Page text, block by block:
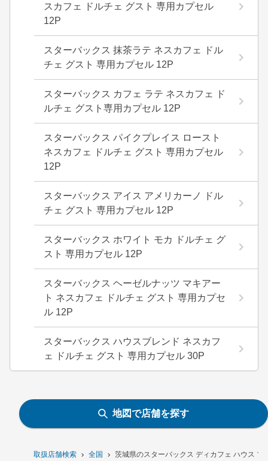
取扱店舗検索 全国 茨城県のスターバックス ディカフェ ハウス
スカフェ ドルチェ グスト 専用カプセル
12P
スターバックス 抹茶ラテ ネスカフェ ドル
チェ グスト 専用カプセル 12P
スターバックス カフェ ラテ ネスカフェ ド
ルチェ グスト専用カプセル 12P
スターバックス パイクプレイス ロースト
ネスカフェ ドルチェ グスト 専用カプセル
12P
スターバックス アイス アメリカーノ ドル
チェ グスト 専用カプセル 12P
スターバックス ホワイト モカ ドルチェ グ
スト 専用カプセル 12P
スターバックス ヘーゼルナッツ マキアー
ト ネスカフェ ドルチェ グスト 専用カプセ
ル 12P
スターバックス ハウスブレンド ネスカフ
ェ ドルチェ グスト 専用カプセル 30P
地図で店舗を探す